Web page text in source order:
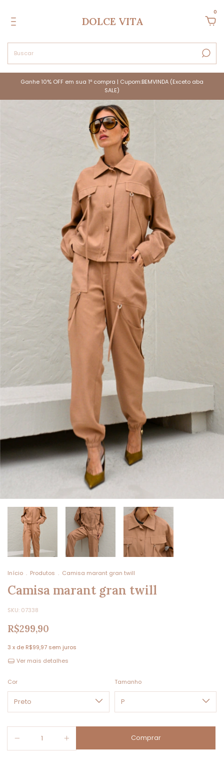
DOLCE VITA
0
Ganhe 10% OFF em sua 1ª compra | Cupom:BEMVINDA (Exceto aba
SALE)
Início . Produtos . Camisa marant gran twill
Camisa marant gran twill
SKU: 07338
R$299,90
3 x de R$99,97 sem juros
Ver mais detalhes
Cor Tamanho